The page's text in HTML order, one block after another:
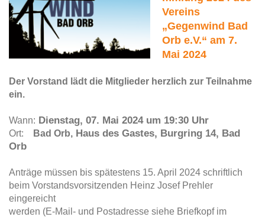
Vereins
„Gegenwind Bad
Orb e.V.“ am 7.
Mai 2024
Der Vorstand lädt die Mitglieder herzlich zur Teilnahme
ein.
Wann: Dienstag, 07. Mai 2024 um 19:30 Uhr
Ort: Bad Orb, Haus des Gastes, Burgring 14, Bad
Orb
Anträge müssen bis spätestens 15. April 2024 schriftlich
beim Vorstandsvorsitzenden Heinz Josef Prehler
eingereicht
werden (E-Mail- und Postadresse siehe Briefkopf im